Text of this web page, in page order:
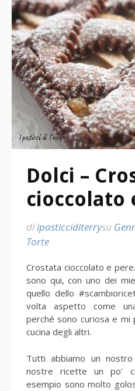
Dolci –
cioccolato
diipasticciditerrysu
Torte
Crostata cioccolato e
sono qui, con uno dei
quello dello
volta aspetto come
perché sono curiosa e mi
cucina degli altri.
Tutti abbiamo un
nostre ricette un po’
esempio sono molto